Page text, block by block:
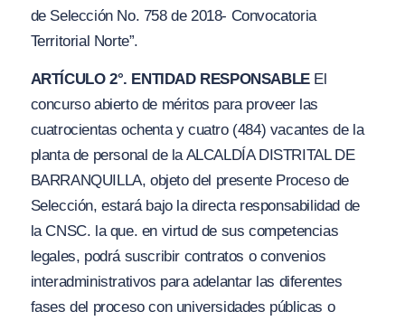
de Selección No. 758 de 2018- Convocatoria
Territorial Norte”.
ARTÍCULO 2°. ENTIDAD RESPONSABLE El
concurso abierto de méritos para proveer las
cuatrocientas ochenta y cuatro (484) vacantes de la
planta de personal de la ALCALDÍA DISTRITAL DE
BARRANQUILLA, objeto del presente Proceso de
Selección, estará bajo la directa responsabilidad de
la CNSC. la que. en virtud de sus competencias
legales, podrá suscribir contratos o convenios
interadministrativos para adelantar las diferentes
fases del proceso con universidades públicas o